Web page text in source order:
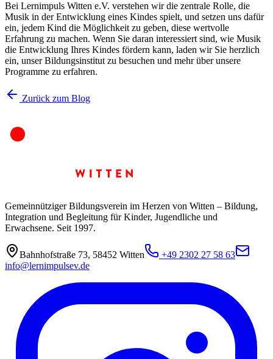
Bei Lernimpuls Witten e.V. verstehen wir die zentrale Rolle, die
Musik in der Entwicklung eines Kindes spielt, und setzen uns dafür
ein, jedem Kind die Möglichkeit zu geben, diese wertvolle
Erfahrung zu machen. Wenn Sie daran interessiert sind, wie Musik
die Entwicklung Ihres Kindes fördern kann, laden wir Sie herzlich
ein, unser Bildungsinstitut zu besuchen und mehr über unsere
Programme zu erfahren.
Zurück zum Blog
Gemeinnütziger Bildungsverein im Herzen von Witten – Bildung,
Integration und Begleitung für Kinder, Jugendliche und
Erwachsene. Seit 1997.
Bahnhofstraße 73, 58452 Witten
+49 2302 27 58 63
info@lernimpulsev.de